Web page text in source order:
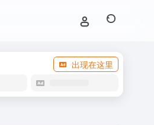
出现在这里